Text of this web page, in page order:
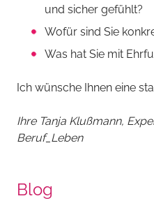
und sicher gefühlt?
Wofür sind Sie
Was hat Sie mit
Ich wünsche Ihnen eine
Ihre Tanja Klußmann,
Beruf_Leben
Blog